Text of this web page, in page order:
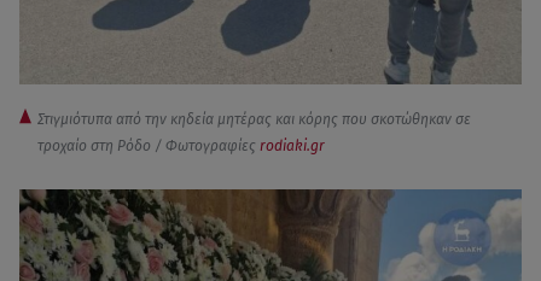
Στιγμιότυπα από την κηδεία μητέρας και κόρης που σκοτώθηκαν σε
τροχαίο στη Ρόδο / Φωτογραφίες rodiaki.gr